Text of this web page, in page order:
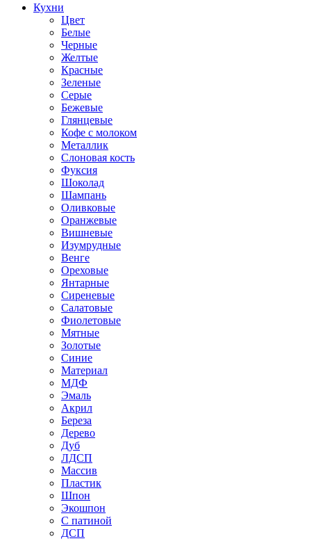
Кухни
Цвет
Белые
Черные
Желтые
Красные
Зеленые
Серые
Бежевые
Глянцевые
Кофе с молоком
Металлик
Слоновая кость
Фуксия
Шоколад
Шампань
Оливковые
Оранжевые
Вишневые
Изумрудные
Венге
Ореховые
Янтарные
Сиреневые
Салатовые
Фиолетовые
Мятные
Золотые
Синие
Материал
МДФ
Эмаль
Акрил
Береза
Дерево
Дуб
ЛДСП
Массив
Пластик
Шпон
Экошпон
С патиной
ДСП